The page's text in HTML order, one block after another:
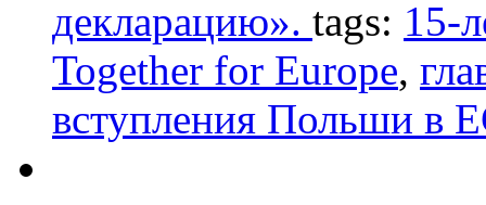
декларацию». tags: 15-
Together for Europe,
вступления Польши в